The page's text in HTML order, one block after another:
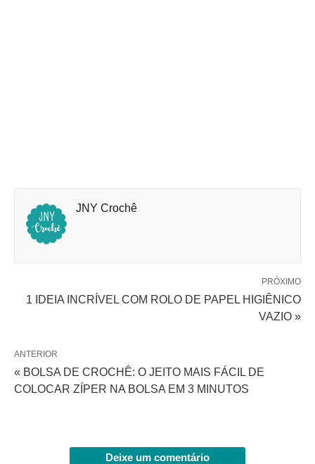
JNY Crochê
PRÓXIMO
1 IDEIA INCRÍVEL COM ROLO DE PAPEL HIGIÊNICO
VAZIO »
ANTERIOR
« BOLSA DE CROCHÊ: O JEITO MAIS FÁCIL DE
COLOCAR ZÍPER NA BOLSA EM 3 MINUTOS
Deixe um comentário